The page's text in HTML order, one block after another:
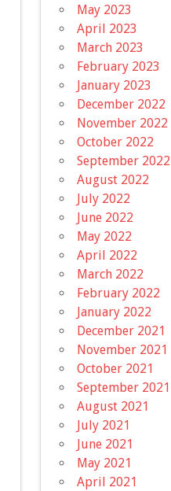
May 2023
April 2023
March 2023
February 2023
January 2023
December 2022
November 2022
October 2022
September 2022
August 2022
July 2022
June 2022
May 2022
April 2022
March 2022
February 2022
January 2022
December 2021
November 2021
October 2021
September 2021
August 2021
July 2021
June 2021
May 2021
April 2021